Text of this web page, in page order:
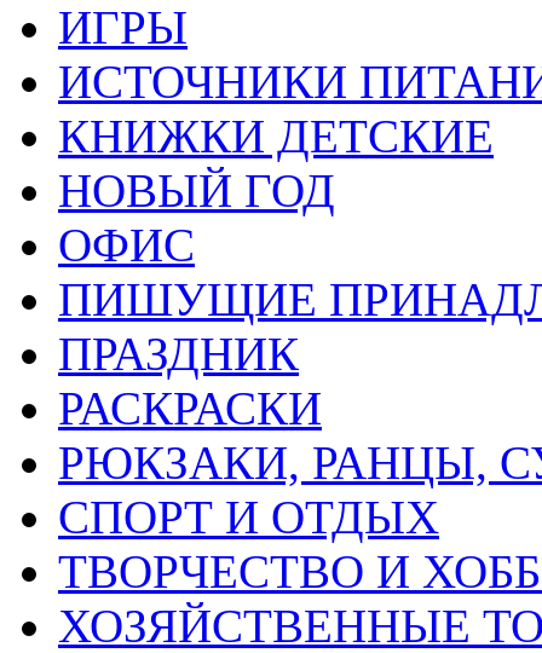
ИГРЫ
ИСТОЧНИКИ
КНИЖКИ ДЕТСКИЕ
НОВЫЙ ГОД
ОФИС
ПИШУЩИЕ
ПРАЗДНИК
РАСКРАСКИ
РЮКЗАКИ, РАНЦЫ,
СПОРТ И ОТДЫХ
ТВОРЧЕСТВО И
ХОЗЯЙСТВЕННЫЕ